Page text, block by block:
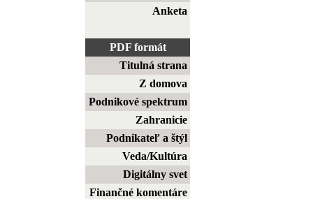
Anketa
PDF formát
Titulná strana
Z domova
Podnikové spektrum
Zahranicie
Podnikateľ a štýl
Veda/Kultúra
Digitálny svet
Finančné komentáre